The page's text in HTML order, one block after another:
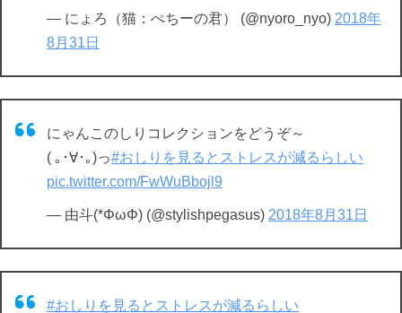
— にょろ（猫：ぺちーの君） (@nyoro_nyo) 2018年
8月31日
にゃんこのしりコレクションをどうぞ～
( ｡･∀･｡)っ#おしりを見るとストレスが減るらしい
pic.twitter.com/FwWuBbojl9
— 由斗(*ΦωΦ) (@stylishpegasus) 2018年8月31日
#おしりを見るとストレスが減るらしい